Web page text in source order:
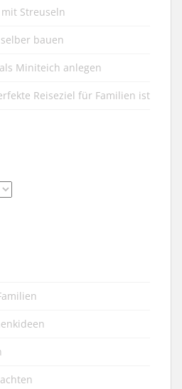
Streuseln
bauen
Miniteich anlegen
Reiseziel für Familien ist